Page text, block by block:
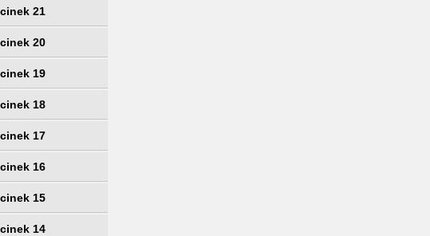
21
20
19
18
17
16
15
14